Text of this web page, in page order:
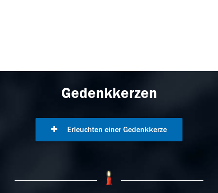
Gedenkkerzen
Erleuchten einer Gedenkkerze